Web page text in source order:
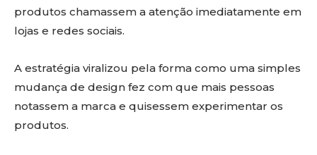
produtos chamassem a atenção imediatamente em
lojas e redes sociais.
A estratégia viralizou pela forma como uma simples
mudança de design fez com que mais pessoas
notassem a marca e quisessem experimentar os
produtos.